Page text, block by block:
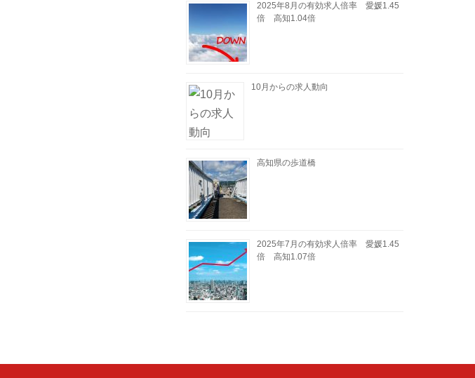
2025年8月の有効求人倍率 愛媛1.45
倍 高知1.04倍
10月からの求人動向
高知県の歩道橋
2025年7月の有効求人倍率 愛媛1.45
倍 高知1.07倍